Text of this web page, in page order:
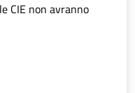
CIE non avranno